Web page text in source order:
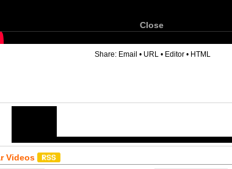
Close
Share: Email • URL • Editor • HTML
Videos